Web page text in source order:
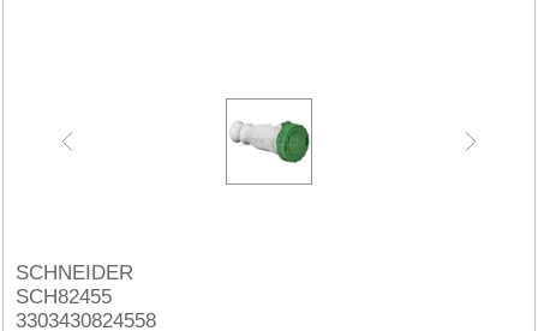
SCHNEIDER
SCH82455
3303430824558